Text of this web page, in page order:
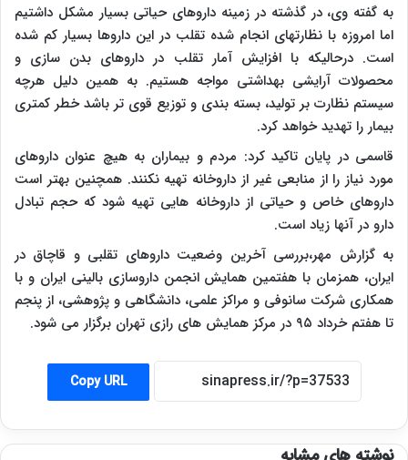
به گفته وی، در گذشته در زمینه داروهای حیاتی بسیار مشکل داشتیم
اما امروزه با نظارتهای انجام شده تقلب در این داروها بسیار کم شده
است. درحالیکه با افزایش آمار تقلب در داروهای بدن سازی و
محصولات آرایشی بهداشتی مواجه هستیم. به همین دلیل هرچه
سیستم نظارت بر تولید، بسته بندی و توزیع قوی تر باشد خطر کمتری
بیمار را تهدید خواهد کرد.
قاسمی در پایان تاکید کرد: مردم و بیماران به هیچ عنوان داروهای
مورد نیاز را از منابعی غیر از داروخانه تهیه نکنند. همچنین بهتر است
داروهای خاص و حیاتی از داروخانه هایی تهیه شود که حجم تبادل
دارو در آنها زیاد است.
به گزارش مهر،بررسی آخرین وضعیت داروهای تقلبی و قاچاق در
ایران، همزمان با هفتمین همایش انجمن داروسازی بالینی ایران و با
همکاری شرکت سانوفی و مراکز علمی، دانشگاهی و پژوهشی، از پنجم
تا هفتم خرداد ۹۵ در مرکز همایش های رازی تهران برگزار می شود.
Copy URL